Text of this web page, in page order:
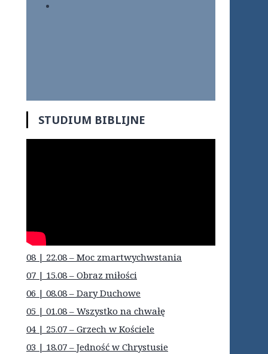
STUDIUM BIBLIJNE
08 | 22.08 – Moc zmartwychwstania
07 | 15.08 – Obraz miłości
06 | 08.08 – Dary Duchowe
05 | 01.08 – Wszystko na chwałę
04 | 25.07 – Grzech w Kościele
03 | 18.07 – Jedność w Chrystusie